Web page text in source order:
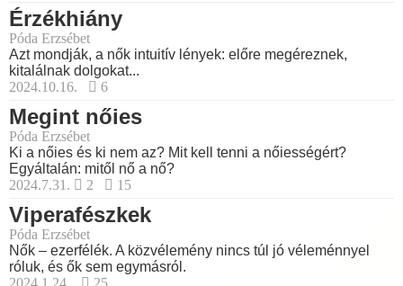
Érzékhiány
Póda Erzsébet
Azt mondják, a nők intuitív lények: előre megéreznek,
kitalálnak dolgokat...
2024.10.16.
6
Megint nőies
Póda Erzsébet
Ki a nőies és ki nem az? Mit kell tenni a nőiességért?
Egyáltalán: mitől nő a nő?
2024.7.31.
2 15
Viperafészkek
Póda Erzsébet
Nők – ezerfélék. A közvélemény nincs túl jó véleménnyel
róluk, és ők sem egymásról.
2024.1.24.
25